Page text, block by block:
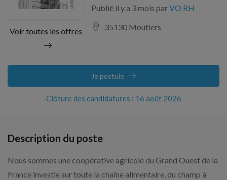
Voir toutes les offres
Publié il y a 3 mois parVO RH
35130 Moutiers
Clôture des candidatures : 16 août 2026
Je postule
Description du poste
Nous sommes une coopérative agricole du Grand Ouest de la
France investie sur toute la chaîne alimentaire, du champ à